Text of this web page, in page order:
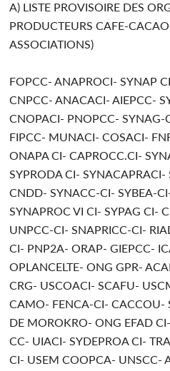
A) LISTE PROVISOIRE DES
PRODUCTEURS CAFE-
ASSOCIATIONS)
FOPCC- ANAPROCI- SYNAP
CNPCC- ANACACI- AIEPCC-
CNOPACI- PNOPCC- SYNAG-
FIPCC- MUNACI- COSACI-
ONAPA CI- CAPROCC.CI-
SYPRODA CI- SYNACAPRACI-
CNDD- SYNACC-CI- SYBEA-
SYNAPROC VI CI- SYPAG CI-
UNPCC-CI- SNAPRICC-CI-
CI- PNP2A- ORAP- GIEPCC-
OPLANCELTE- ONG GPR-
CRG- USCOACI- SCAFU-
CAMO- FENCA-CI- CACCOU-
DE MOROKRO- ONG EFAD
CC- UIACI- SYDEPROA CI-
CI- USEM COOPCA- UNSCC-